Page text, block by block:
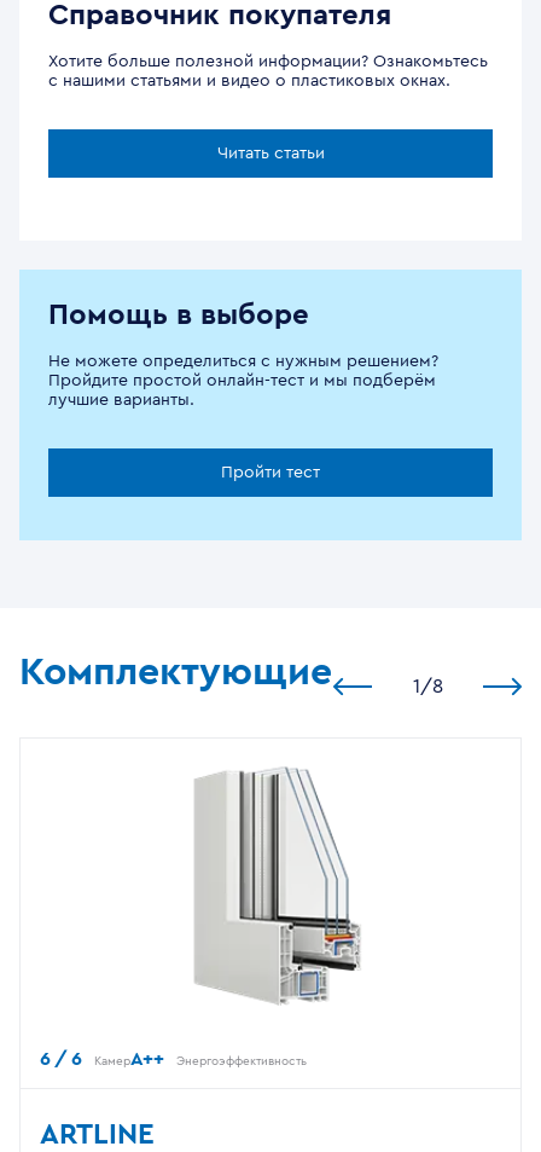
Справочник покупателя
Хотите больше полезной информации? Ознакомьтесь
с нашими статьями и видео о пластиковых окнах.
Читать статьи
Помощь в выборе
Не можете определиться с нужным решением?
Пройдите простой онлайн-тест и мы подберём
лучшие варианты.
Пройти тест
Комплектующие 1 /8
6 / 6 КамерA++ Энергоэффективность
ARTLINE